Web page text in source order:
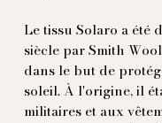
Le tissu Solaro a été
siècle par Smith
dans le but de
soleil. À l'origine, il
militaires et aux